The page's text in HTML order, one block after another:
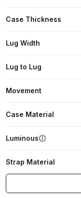
Case Thickness
Lug Width
Lug to Lug
Movement
Case Material
Luminous
Strap Material